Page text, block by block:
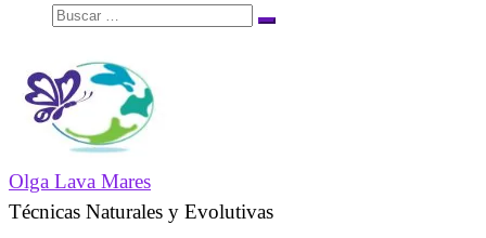
Buscar
Buscar
Olga Lava Mares
Técnicas Naturales y Evolutivas